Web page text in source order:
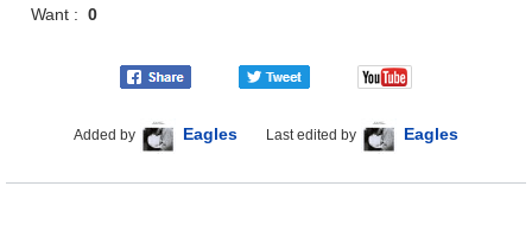
Want :0
Added by Eagles Last edited by Eagles